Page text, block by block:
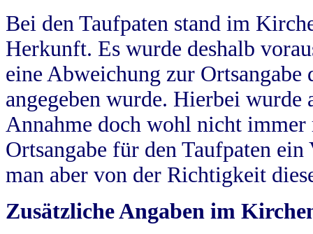
Bei den Taufpaten stand im
Herkunft. Es wurde deshalb
eine Abweichung zur
angegeben wurde. Hierbei wurde
Annahme doch wohl nicht
Ortsangabe für den Taufpaten
man aber von der Richtigkeit
Zusätzliche Angaben im